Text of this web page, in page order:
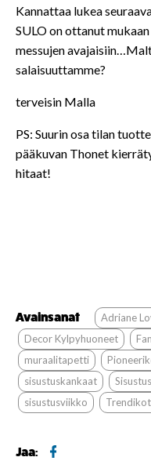
Kannattaa lukea
SULO on ottanut
messujen
salaisuuttamme?
terveisin Malla
PS: Suurin osa tilan
pääkuvan Thonet
hitaat!
Avainsanat Adriane
Decor Kylpyhuoneet
muraalitapetti
sisustuskankaat
sisustusviikko
Jaa: